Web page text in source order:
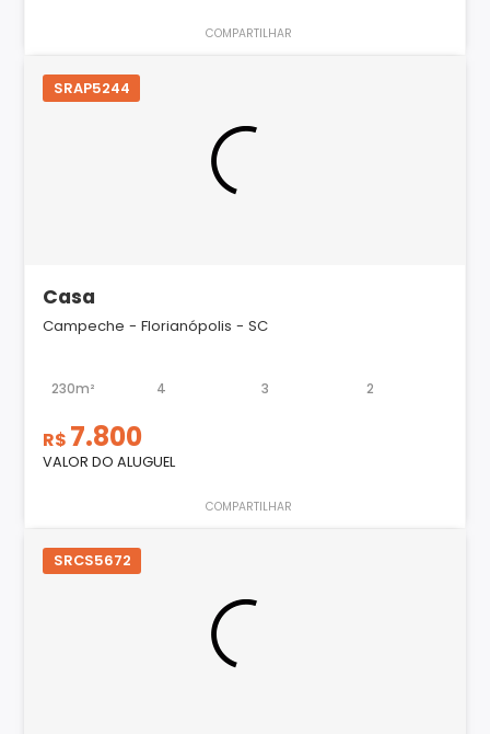
COMPARTILHAR
SRAP5244
Casa
Campeche - Florianópolis - SC
230m² 4 3 2
R$ 7.800
VALOR DO ALUGUEL
COMPARTILHAR
SRCS5672